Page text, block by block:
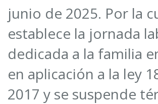
junio de 2025. Por la
establece la jornada
dedicada a la familia
en aplicación a la ley
2017 y se suspende